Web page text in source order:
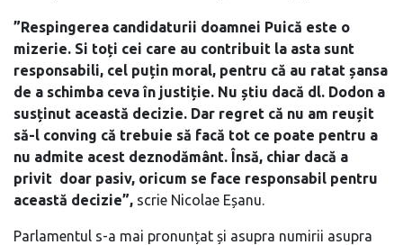
”Respingerea candidaturii doamnei Puică este o
mizerie. Si toți cei care au contribuit la asta sunt
responsabili, cel puțin moral, pentru că au ratat șansa
de a schimba ceva în justiție. Nu știu dacă dl. Dodon a
susținut această decizie. Dar regret că nu am reușit
să-l conving că trebuie să facă tot ce poate pentru a
nu admite acest deznodământ. Însă, chiar dacă a
privit doar pasiv, oricum se face responsabil pentru
această decizie”, scrie Nicolae Eșanu.
Parlamentul s-a mai pronunțat și asupra numirii asupra